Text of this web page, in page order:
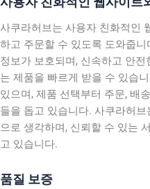
사쿠라허브는 사용자 친화적인
하고 주문할 수 있도록 도와줍
정보가 보호되며, 신속하고 안
는 제품을 빠르게 받을 수 있습
있으며, 제품 선택부터 주문, 배
들을 돕고 있습니다. 사쿠라허
으로 생각하며, 신뢰할 수 있는
고 있습니다.
품질 보증